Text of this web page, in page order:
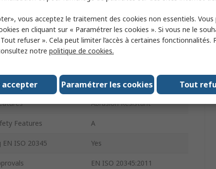
Black, White
Composite
Lace Up
Non-Metallic
Abrasion Resistant
Features A
ISO 20345 Yes
EN ISO 20345:2011
vous acceptez le traitement des cookies non essentiels. Vous
en cliquant sur « Paramétrer les cookies ». Si vous ne le
refuser ». Cela peut limiter l’accès à certaines fonctionnalités.
notre politique de cookies.
accepter Paramétrer les cookies Tout